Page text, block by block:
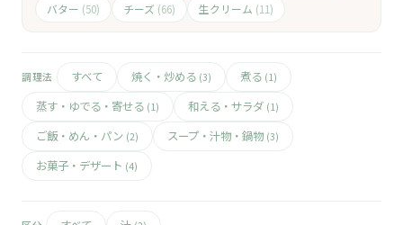
バター (50) チーズ (66) 生クリーム (11)
調理法 すべて 焼く・炒める (3) 煮る (1)
蒸す・ゆでる・寄せる (1) 和える・サラダ (1)
ご飯・めん・パン (2) スープ・汁物・鍋物 (3)
お菓子・デザート (4)